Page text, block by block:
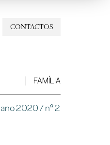
CONTACTOS
FAMÍLIA
ano 2020 / nº 2